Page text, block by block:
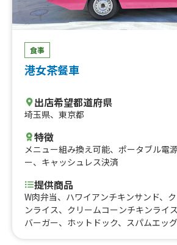
食事
港女茶餐車
出店希望都道府県
埼玉県、 東京都
特徴
メニュー組み換え可能、 ポータブル電
ー、 キャッシュレス決済
提供商品
W肉弁当、ハワイアンチキンサンド、
ンライス、クリームコーンチキンライ
バーガー、ホットドック、スパムエッ